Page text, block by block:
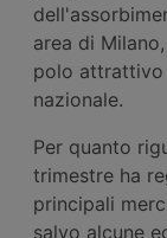
area di
polo
nazionale.
Per quanto
trimestre ha
principali
salvo alcune